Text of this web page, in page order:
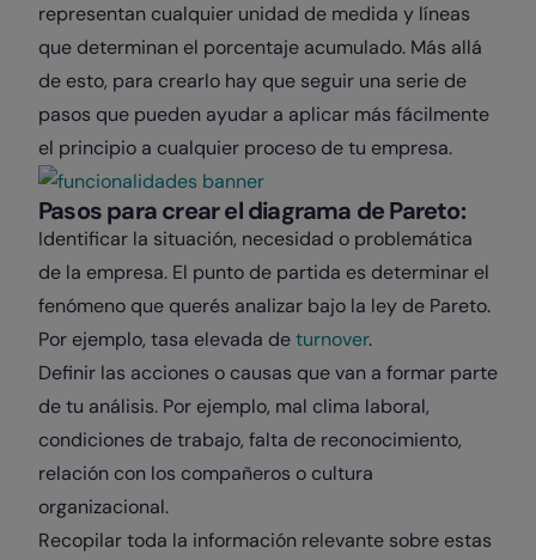
representan cualquier unidad de medida y líneas
que determinan el porcentaje acumulado. Más allá
de esto, para crearlo hay que seguir una serie de
pasos que pueden ayudar a aplicar más fácilmente
el principio a cualquier proceso de tu empresa.
Pasos para crear el diagrama de Pareto:
Identificar la situación, necesidad o problemática
de la empresa. El punto de partida es determinar el
fenómeno que querés analizar bajo la ley de Pareto.
Por ejemplo, tasa elevada deturnover.
Definir las acciones o causas que van a formar parte
de tu análisis. Por ejemplo, mal clima laboral,
condiciones de trabajo, falta de reconocimiento,
relación con los compañeros o cultura
organizacional.
Recopilar toda la información relevante sobre estas